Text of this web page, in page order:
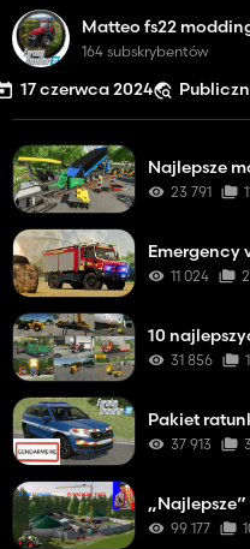
Matteo fs22
164 subskrybentów
17 czerwca 2024
Najlepsze
23 791
Emergency
11 024
10
31 856
Pakiet
37 913
99 177